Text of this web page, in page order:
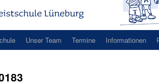
Unser Team Termine Informationen